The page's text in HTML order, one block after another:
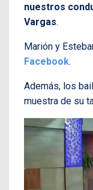
nuestros
Vargas.
Marión y
Facebook.
Además, los
muestra de su